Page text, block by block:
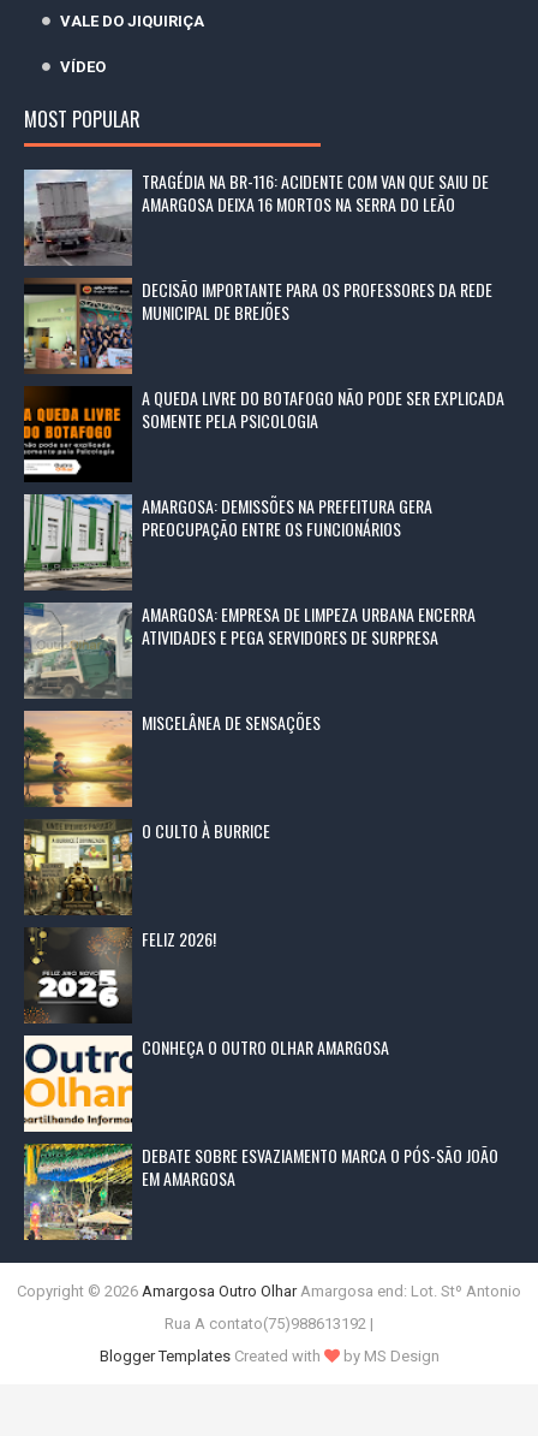
VALE DO JIQUIRIÇA
VÍDEO
MOST POPULAR
TRAGÉDIA NA BR-116: ACIDENTE COM VAN QUE SAIU DE
AMARGOSA DEIXA 16 MORTOS NA SERRA DO LEÃO
DECISÃO IMPORTANTE PARA OS PROFESSORES DA REDE
MUNICIPAL DE BREJÕES
A QUEDA LIVRE DO BOTAFOGO NÃO PODE SER EXPLICADA
SOMENTE PELA PSICOLOGIA
AMARGOSA: DEMISSÕES NA PREFEITURA GERA
PREOCUPAÇÃO ENTRE OS FUNCIONÁRIOS
AMARGOSA: EMPRESA DE LIMPEZA URBANA ENCERRA
ATIVIDADES E PEGA SERVIDORES DE SURPRESA
MISCELÂNEA DE SENSAÇÕES
O CULTO À BURRICE
FELIZ 2026!
CONHEÇA O OUTRO OLHAR AMARGOSA
DEBATE SOBRE ESVAZIAMENTO MARCA O PÓS-SÃO JOÃO
EM AMARGOSA
Copyright © 2026 Amargosa Outro Olhar Amargosa end: Lot. Stº Antonio
Rua A contato(75)988613192 |
Blogger TemplatesCreated with by MS Design